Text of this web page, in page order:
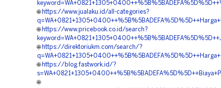
🌐 https://www.jualaku.id/all-categories?
🌐 https://www.pricebook.co.id/search?
🌐 https://direktoriukm.com/search/?
🌐 https://blog.fastwork.id/?
🌐